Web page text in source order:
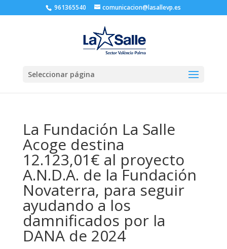
961365540 comunicacion@lasallevp.es
Seleccionar página
La Fundación La Salle
Acoge destina
12.123,01€ al proyecto
A.N.D.A. de la Fundación
Novaterra, para seguir
ayudando a los
damnificados por la
DANA de 2024